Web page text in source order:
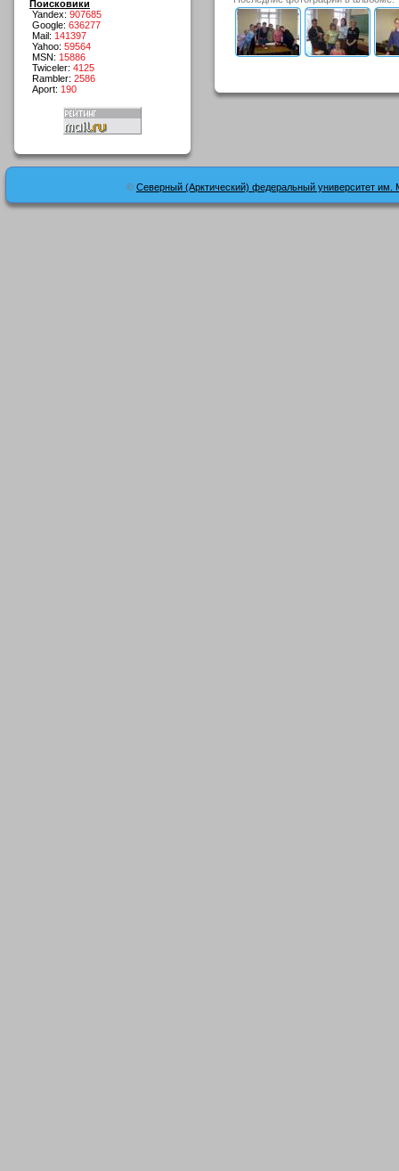
Поисковики
Yandex: 907685
Google: 636277
Mail: 141397
Yahoo: 59564
MSN: 15886
Twiceler: 4125
Rambler: 2586
Aport: 190
© Северный (Арктический) федеральный университет